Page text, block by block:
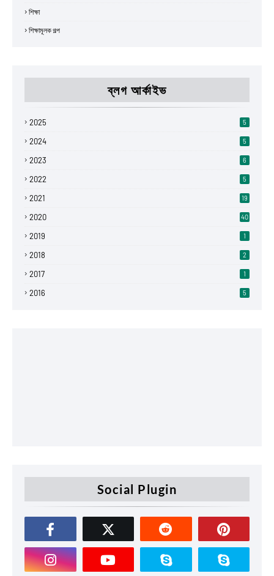
শিক্ষা
শিক্ষামূলক গল্প
ব্লগ আর্কাইভ
2025 5
2024 5
2023 6
2022 5
2021 19
2020 40
2019 1
2018 2
2017 1
2016 5
Social Plugin